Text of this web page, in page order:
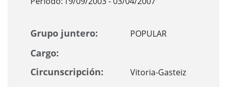
Grupo juntero: POPULAR
Cargo:
Circunscripción:
Vitoria-Gasteiz